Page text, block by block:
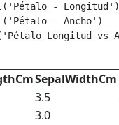
( 'Pétalo - Longitud' )
( 'Pétalo - Ancho' )
'Pétalo Longitud vs
SepalWidthCm
3.5
3.0